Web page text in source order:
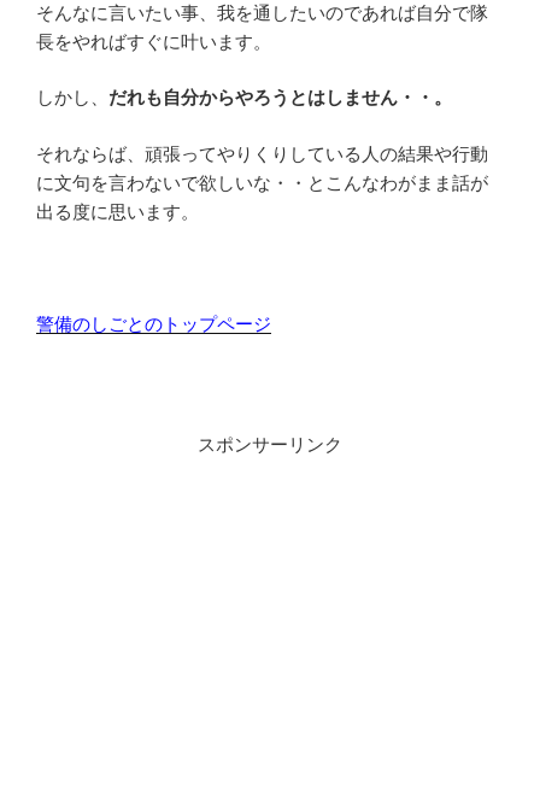
そんなに言いたい事、我を通したいのであれば自分で隊
長をやればすぐに叶います。
しかし、 だれも自分からやろうとはしません・・。
それならば、頑張ってやりくりしている人の結果や行動
に文句を言わないで欲しいな・・とこんなわがまま話が
出る度に思います。
警備のしごとのトップページ
スポンサーリンク